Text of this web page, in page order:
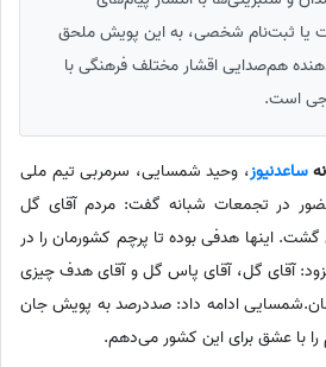
یا ثبت‌نام شخصی، به این پویش ملحق
هم‌صدایی اقشار مختلف فرهنگی با
است.
ساعدنیوز، وحید شمسایی، سرمربی تیم ملی
در تجمعات شبانه گفت: مردم آقای گل
گشت. اینها هدفی بوده تا پرچم کشورمان را در
آقای گل، آقای پاس گل و آقای هدف چیزی
ادامه داد: صددرصد به پویش جان
با عشق برای این کشور می‌دهم.